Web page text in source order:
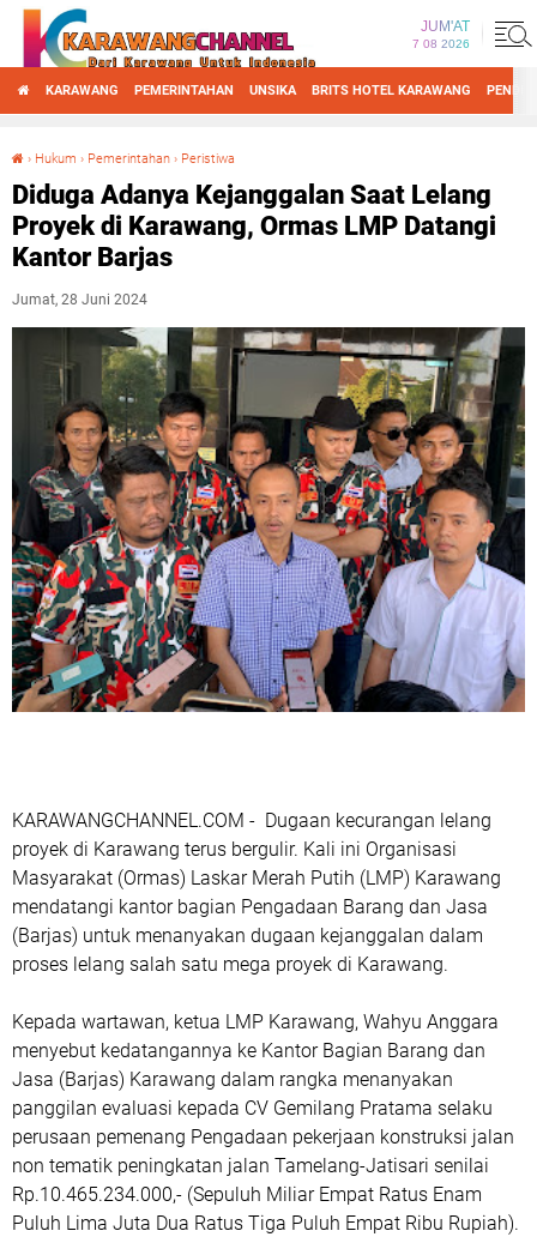
JUM'AT
7 08 2026
KARAWANG PEMERINTAHAN UNSIKA BRITS HOTEL KARAWANG
› Hukum › Pemerintahan › Peristiwa
Diduga Adanya Kejanggalan Saat Lelang
Proyek di Karawang, Ormas LMP Datangi
Kantor Barjas
Jumat, 28 Juni 2024
KARAWANGCHANNEL.COM - Dugaan kecurangan lelang
proyek di Karawang terus bergulir. Kali ini Organisasi
Masyarakat (Ormas) Laskar Merah Putih (LMP) Karawang
mendatangi kantor bagian Pengadaan Barang dan Jasa
(Barjas) untuk menanyakan dugaan kejanggalan dalam
proses lelang salah satu mega proyek di Karawang.
Kepada wartawan, ketua LMP Karawang, Wahyu Anggara
menyebut kedatangannya ke Kantor Bagian Barang dan
Jasa (Barjas) Karawang dalam rangka menanyakan
panggilan evaluasi kepada CV Gemilang Pratama selaku
perusaan pemenang Pengadaan pekerjaan konstruksi jalan
non tematik peningkatan jalan Tamelang-Jatisari senilai
Rp.10.465.234.000,- (Sepuluh Miliar Empat Ratus Enam
Puluh Lima Juta Dua Ratus Tiga Puluh Empat Ribu Rupiah).